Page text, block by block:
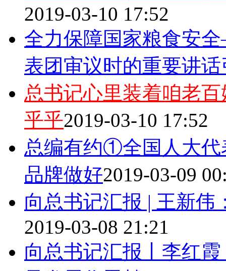
2019-03-10 17:52
全力保障国家粮食安
表团审议时的重要讲
总书记心里装着咱老
乎乎2019-03-10 17:52
总编有约①全国人大代
品牌做好2019-03-09
向总书记汇报 | 王新伟
2019-03-08 21:21
向总书记汇报丨李红